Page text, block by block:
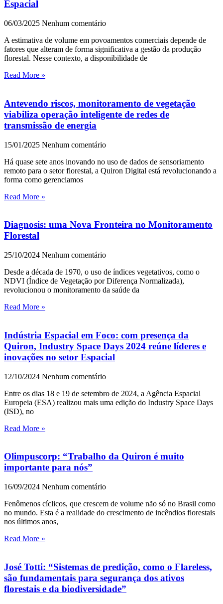
Espacial
06/03/2025 Nenhum comentário
A estimativa de volume em povoamentos comerciais depende de
fatores que alteram de forma significativa a gestão da produção
florestal. Nesse contexto, a disponibilidade de
Read More »
Antevendo riscos, monitoramento de vegetação
viabiliza operação inteligente de redes de
transmissão de energia
15/01/2025 Nenhum comentário
Há quase sete anos inovando no uso de dados de sensoriamento
remoto para o setor florestal, a Quiron Digital está revolucionando a
forma como gerenciamos
Read More »
Diagnosis: uma Nova Fronteira no Monitoramento
Florestal
25/10/2024 Nenhum comentário
Desde a década de 1970, o uso de índices vegetativos, como o
NDVI (Índice de Vegetação por Diferença Normalizada),
revolucionou o monitoramento da saúde da
Read More »
Indústria Espacial em Foco: com presença da
Quiron, Industry Space Days 2024 reúne líderes e
inovações no setor Espacial
12/10/2024 Nenhum comentário
Entre os dias 18 e 19 de setembro de 2024, a Agência Espacial
Europeia (ESA) realizou mais uma edição do Industry Space Days
(ISD), no
Read More »
Olimpuscorp: “Trabalho da Quiron é muito
importante para nós”
16/09/2024 Nenhum comentário
Fenômenos cíclicos, que crescem de volume não só no Brasil como
no mundo. Esta é a realidade do crescimento de incêndios florestais
nos últimos anos,
Read More »
José Totti: “Sistemas de predição, como o Flareless,
são fundamentais para segurança dos ativos
florestais e da biodiversidade”